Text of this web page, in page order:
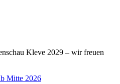
Kleve 2029 – wir freuen
Mitte 2026